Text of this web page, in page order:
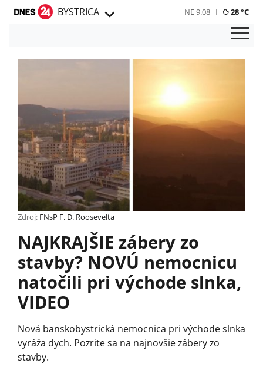
BYSTRICA NE 9.08 28 °C
Zdroj: FNsP F. D. Roosevelta
NAJKRAJŠIE zábery zo
stavby? NOVÚ nemocnicu
natočili pri východe slnka,
VIDEO
Nová banskobystrická nemocnica pri východe slnka
vyráža dych. Pozrite sa na najnovšie zábery zo
stavby.